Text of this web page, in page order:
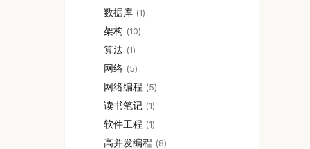
数据库 1
架构 10
算法 1
网络 5
网络编程 5
读书笔记 1
软件工程 1
高并发编程 8